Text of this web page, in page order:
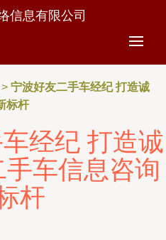
信息有限公司
> 宁波好友二手车经纪 打造诚
标杆
经纪 打造诚
车信息咨询
杆